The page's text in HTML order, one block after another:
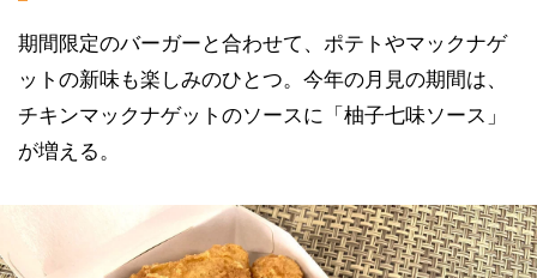
期間限定のバーガーと合わせて、ポテトやマックナゲ
ットの新味も楽しみのひとつ。今年の月見の期間は、
チキンマックナゲットのソースに「柚子七味ソース」
が増える。